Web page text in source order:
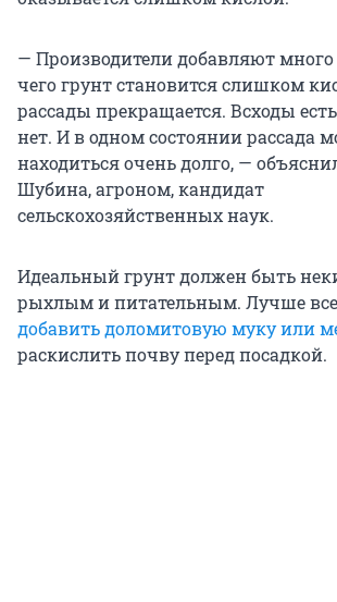
— Производители добавляют много
чего грунт становится слишком
рассады прекращается. Всходы
нет. И в одном состоянии рассада
находиться очень долго, —
Шубина, агроном, кандидат
сельскохозяйственных наук.
Идеальный грунт должен быть
рыхлым и питательным. Лучше
добавить доломитовую муку или
раскислить почву перед посадкой.